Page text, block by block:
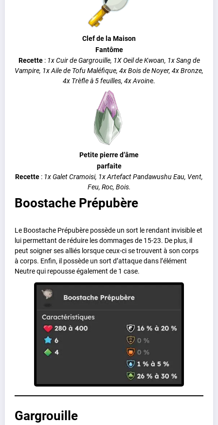
Clef de la Maison
Fantôme
Recette:1x Cuir de Gargrouille, 1X Oeil de Kwoan, 1x Sang de
Vampire, 1x Aile de Tofu Maléfique, 4x Bois de Noyer, 4x Bronze,
4x Trèfle à 5 feuilles, 4x Avoine.
Petite pierre d’âme
parfaite
Recette : 1x Galet Cramoisi, 1x Artefact Pandawushu Eau, Vent,
Feu, Roc, Bois.
Boostache Prépubère
Le Boostache Prépubère possède un sort le rendant invisible et
lui permettant de réduire les dommages de 15-23. De plus, il
peut soigner ses alliés lorsque ceux-ci se trouvent à son corps
à corps. Enfin, il possède un sort d’attaque dans l’élément
Neutre qui repousse également de 1 case.
Gargrouille